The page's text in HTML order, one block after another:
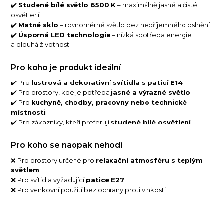
✔️ Studené bílé světlo 6500 K – maximálně jasné a čisté
osvětlení
✔️ Matné sklo – rovnoměrné světlo bez nepříjemného oslnění
✔️ Úsporná LED technologie– nízká spotřeba energie
a dlouhá životnost
Pro koho je produkt ideální
✔️ Pro lustrová a dekorativní svítidla s paticí E14
✔️ Pro prostory, kde je potřeba jasné a výrazné světlo
✔️ Pro kuchyně, chodby, pracovny nebo technické
místnosti
✔️ Pro zákazníky, kteří preferujístudené bílé osvětlení
Pro koho se naopak nehodí
❌ Pro prostory určené pro relaxační atmosféru s teplým
světlem
❌ Pro svítidla vyžadujícípatice E27
❌ Pro venkovní použití bez ochrany proti vlhkosti